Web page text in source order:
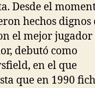
Desde el
hechos dignos
el mejor jugador
debutó como
en el que
que en 1990